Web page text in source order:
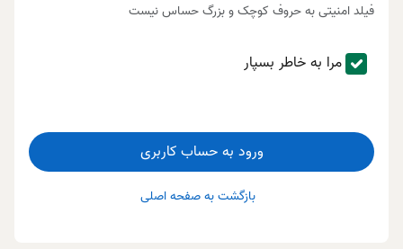
فیلد امنیتی به حروف کوچک و بزرگ حساس نیست
مرا به خاطر بسپار
ورود به حساب کاربری
بازگشت به صفحه اصلی